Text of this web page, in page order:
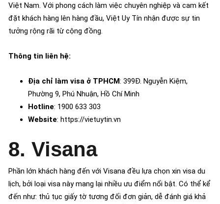
Việt Nam. Với phong cách làm việc chuyên nghiệp và cam kết
đặt khách hàng lên hàng đầu, Việt Uy Tín nhận được sự tin
tưởng rộng rãi từ cộng đồng.
Thông tin liên hệ:
Địa chỉ làm visa ở TPHCM: 399Đ. Nguyễn Kiệm,
Phường 9, Phú Nhuận, Hồ Chí Minh
Hotline: 1900 633 303
Website: https://vietuytin.vn
8. Visana
Phần lớn khách hàng đến với Visana đều lựa chọn xin visa du
lịch, bởi loại visa này mang lại nhiều ưu điểm nổi bật. Có thể kể
đến như: thủ tục giấy tờ tương đối đơn giản, dễ đánh giá khả